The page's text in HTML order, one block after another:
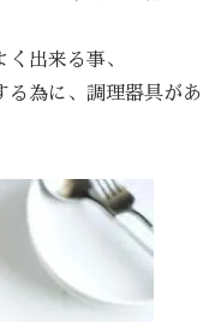
出来る事、
る為に、調理器具があ